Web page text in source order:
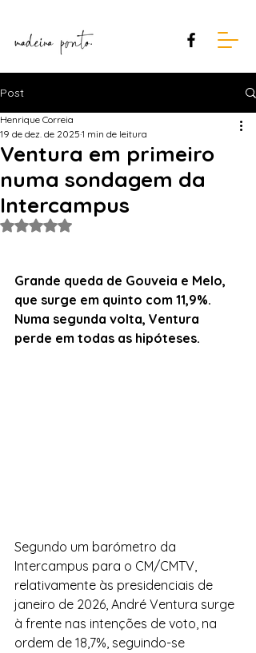
Post
Ventura em primeiro
numa sondagem da
Intercampus
Henrique Correia
19 de dez. de 2025 1 min de leitura
Avaliado com NaN de 5 estrelas.
Grande queda de Gouveia e Melo,
que surge em quinto com 11,9%.
Numa segunda volta, Ventura
perde em todas as hipóteses.
Segundo um barómetro da
Intercampus para o CM/CMTV,
relativamente às presidenciais de
janeiro de 2026, André Ventura surge
à frente nas intenções de voto, na
ordem de 18,7%, seguindo-se